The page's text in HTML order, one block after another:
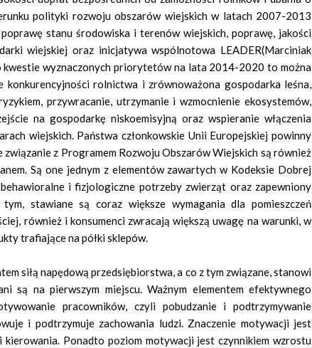
polityki rozwoju obszarów wiejskich w latach 2007-2013
stanu środowiska i terenów wiejskich, poprawę, jakości
wiejskiej oraz inicjatywa wspólnotowa LEADER(Marciniak
wyznaczonych priorytetów na lata 2014-2020 to można
rolnictwa i zrównoważona gospodarka leśna,
przywracanie, utrzymanie i wzmocnienie ekosystemów,
na gospodarkę niskoemisyjną oraz wspieranie włączenia
wiejskich. Państwa członkowskie Unii Europejskiej powinny
z Programem Rozwoju Obszarów Wiejskich są również
Są one jednym z elementów zawartych w Kodeksie Dobrej
i fizjologiczne potrzeby zwierząt oraz zapewniony
stawiane są coraz większe wymagania dla pomieszczeń
również i konsumenci zwracają większą uwagę na warunki, w
trafiające na półki sklepów.
siłą napędową przedsiębiorstwa, a co z tym związane, stanowi
są na pierwszym miejscu. Ważnym elementem efektywnego
pracowników, czyli pobudzanie i podtrzymywanie
i podtrzymuje zachowania ludzi. Znaczenie motywacji jest
kierowania. Ponadto poziom motywacji jest czynnikiem wzrostu